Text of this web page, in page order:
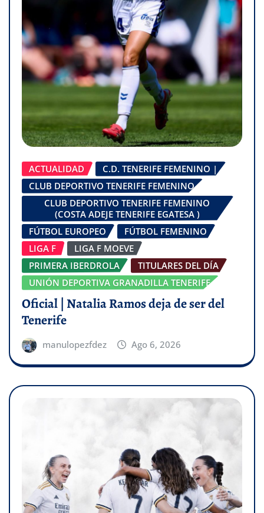
ACTUALIDAD
C.D. TENERIFE FEMENINO |
CLUB DEPORTIVO TENERIFE FEMENINO
CLUB DEPORTIVO TENERIFE FEMENINO
(COSTA ADEJE TENERIFE EGATESA )
FÚTBOL EUROPEO
FÚTBOL FEMENINO
LIGA F
LIGA F MOEVE
PRIMERA IBERDROLA
TITULARES DEL DÍA
UNIÓN DEPORTIVA GRANADILLA TENERIFE
Oficial | Natalia Ramos deja de ser del
Tenerife
manulopezfdez Ago 6, 2026